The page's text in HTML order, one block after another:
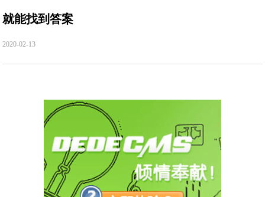
就能找到答案
2020-02-13